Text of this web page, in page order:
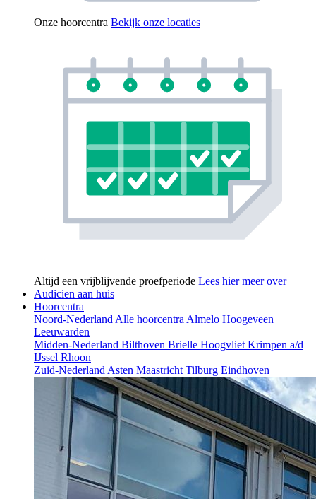
Onze hoorcentra Bekijk onze locaties
Altijd een vrijblijvende proefperiode Lees hier meer over
Audicien aan huis
Hoorcentra
Noord-Nederland Alle hoorcentra Almelo Hoogeveen
Leeuwarden
Midden-Nederland Bilthoven Brielle Hoogvliet Krimpen a/d
IJssel Rhoon
Zuid-Nederland Asten Maastricht Tilburg Eindhoven